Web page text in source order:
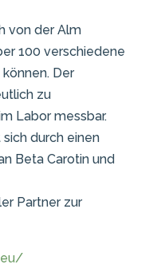
von der Alm
100 verschiedene
Der
zu
Labor messbar.
durch einen
Beta Carotin und
Partner zur